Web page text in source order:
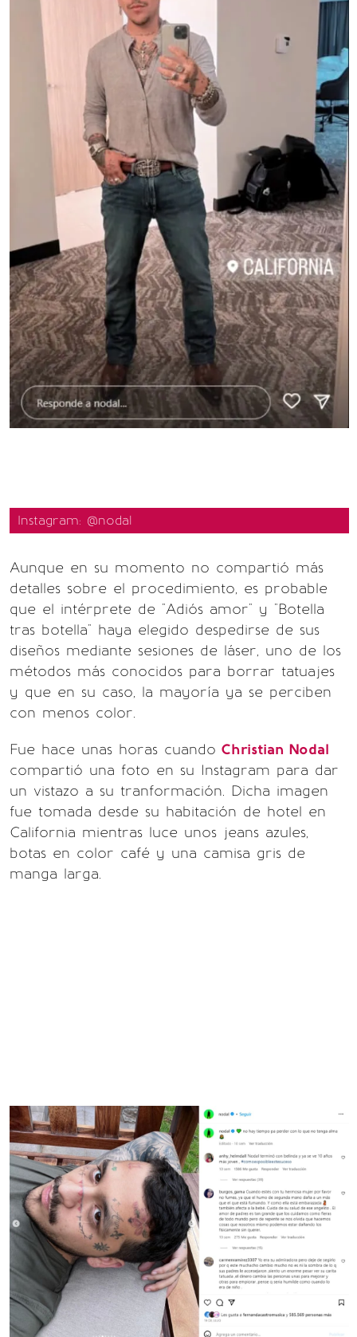
Instagram: @nodal
Aunque en su momento no compartió más
detalles sobre el procedimiento, es probable
que el intérprete de "Adiós amor" y "Botella
tras botella" haya elegido despedirse de sus
diseños mediante sesiones de láser, uno de los
métodos más conocidos para borrar tatuajes
y que en su caso, la mayoría ya se perciben
con menos color.
Fue hace unas horas cuando Christian Nodal
compartió una foto en su Instagram para dar
un vistazo a su tranformación. Dicha imagen
fue tomada desde su habitación de hotel en
California mientras luce unos jeans azules,
botas en color café y una camisa gris de
manga larga.